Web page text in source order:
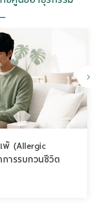
โรคหืด (Asthma) รู้จั
ชีวิตได้ปกติ